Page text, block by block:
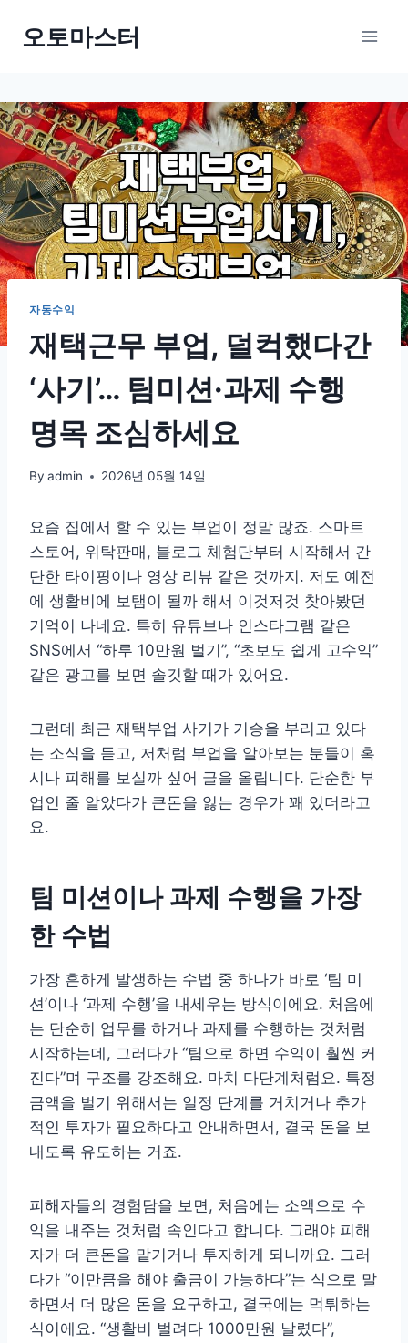
오토마스터
자동수익
재택근무 부업, 덜컥했다간
‘사기’… 팀미션·과제 수행
명목 조심하세요
By admin 2026년 05월 14일
요즘 집에서 할 수 있는 부업이 정말 많죠. 스마트
스토어, 위탁판매, 블로그 체험단부터 시작해서 간
단한 타이핑이나 영상 리뷰 같은 것까지. 저도 예전
에 생활비에 보탬이 될까 해서 이것저것 찾아봤던
기억이 나네요. 특히 유튜브나 인스타그램 같은
SNS에서 “하루 10만원 벌기”, “초보도 쉽게 고수익”
같은 광고를 보면 솔깃할 때가 있어요.
그런데 최근 재택부업 사기가 기승을 부리고 있다
는 소식을 듣고, 저처럼 부업을 알아보는 분들이 혹
시나 피해를 보실까 싶어 글을 올립니다. 단순한 부
업인 줄 알았다가 큰돈을 잃는 경우가 꽤 있더라고
요.
팀 미션이나 과제 수행을 가장
한 수법
가장 흔하게 발생하는 수법 중 하나가 바로 ‘팀 미
션’이나 ‘과제 수행’을 내세우는 방식이에요. 처음에
는 단순히 업무를 하거나 과제를 수행하는 것처럼
시작하는데, 그러다가 “팀으로 하면 수익이 훨씬 커
진다”며 구조를 강조해요. 마치 다단계처럼요. 특정
금액을 벌기 위해서는 일정 단계를 거치거나 추가
적인 투자가 필요하다고 안내하면서, 결국 돈을 보
내도록 유도하는 거죠.
피해자들의 경험담을 보면, 처음에는 소액으로 수
익을 내주는 것처럼 속인다고 합니다. 그래야 피해
자가 더 큰돈을 맡기거나 투자하게 되니까요. 그러
다가 “이만큼을 해야 출금이 가능하다”는 식으로 말
하면서 더 많은 돈을 요구하고, 결국에는 먹튀하는
식이에요. “생활비 벌려다 1000만원 날렸다”,